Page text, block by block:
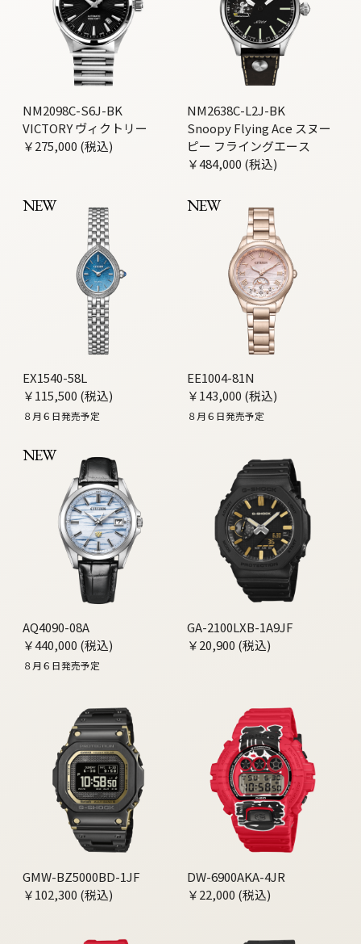
NM2098C-S6J-BK
VICTORY ヴィクトリー
￥275,000 (税込)
NM2638C-L2J-BK
Snoopy Flying Ace スヌー
ピー フライングエース
￥484,000 (税込)
NEW
EX1540-58L
￥115,500 (税込)
８月６日発売予定
NEW
EE1004-81N
￥143,000 (税込)
８月６日発売予定
NEW
AQ4090-08A
￥440,000 (税込)
８月６日発売予定
GA-2100LXB-1A9JF
￥20,900 (税込)
GMW-BZ5000BD-1JF
￥102,300 (税込)
DW-6900AKA-4JR
￥22,000 (税込)